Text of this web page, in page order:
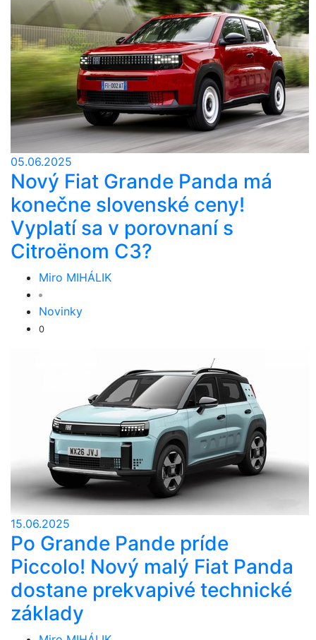
05.06.2025
Nový Fiat Grande Panda má
konečne slovenské ceny!
Vyplatí sa v porovnaní s
Citroënom C3?
Miro MIHÁLIK
Novinky
0
15.06.2025
Po Grande Pande príde
Piccolo! Nový malý Fiat Panda
dostane prekvapivé technické
základy